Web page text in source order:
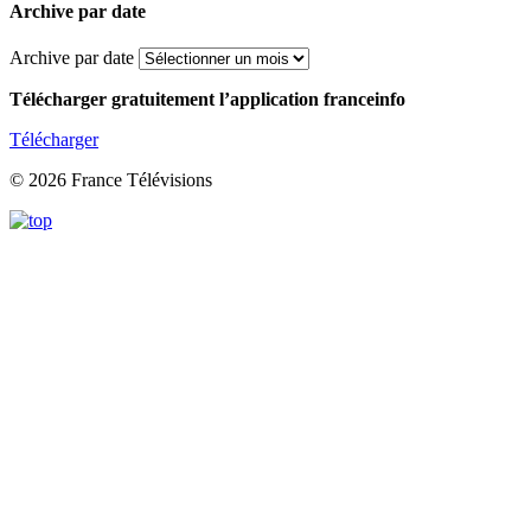
Archive par date
Archive par date
Télécharger gratuitement l’application franceinfo
Télécharger
© 2026 France Télévisions